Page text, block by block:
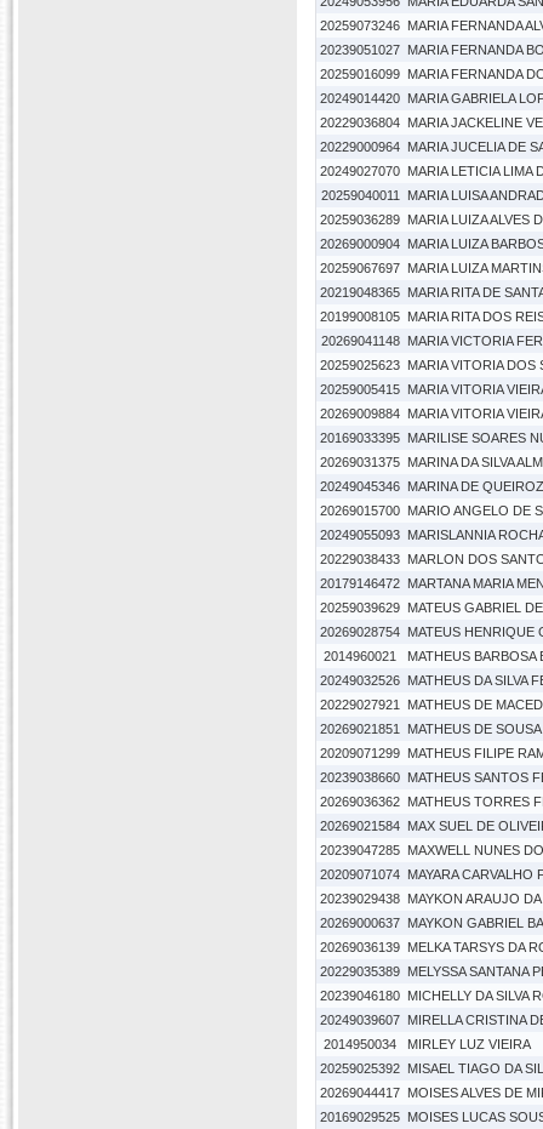
20259073246 MARIA FERNANDA
20239051027 MARIA FERNANDA
20259016099 MARIA FERNANDA
20249014420 MARIA GABRIELA
20229036804 MARIA JACKELINE
20229000964 MARIA JUCELIA DE
20249027070 MARIA LETICIA LIMA
20259040011
MARIA LUISA
20259036289 MARIA LUIZA ALVES
20269000904 MARIA LUIZA
20259067697 MARIA LUIZA
20219048365 MARIA RITA DE
20199008105 MARIA RITA DOS
20269041148
MARIA VICTORIA
20259025623 MARIA VITORIA DOS
20259005415 MARIA VITORIA
20269009884 MARIA VITORIA
20169033395 MARILISE SOARES
20269031375 MARINA DA SILVA
20249045346 MARINA DE
20269015700 MARIO ANGELO DE
20249055093 MARISLANNIA
20229038433 MARLON DOS
20179146472 MARTANA MARIA
20259039629 MATEUS GABRIEL
20269028754 MATEUS HENRIQUE
2014960021
MATHEUS BARBOSA
20249032526 MATHEUS DA SILVA
20229027921
MATHEUS DE
20269021851
MATHEUS DE
20209071299 MATHEUS FILIPE
20239038660 MATHEUS SANTOS
20269036362 MATHEUS TORRES
20269021584 MAX SUEL DE
20239047285 MAXWELL NUNES
20209071074 MAYARA CARVALHO
20239029438 MAYKON ARAUJO DA
20269000637 MAYKON GABRIEL
20269036139 MELKA TARSYS DA
20229035389 MELYSSA SANTANA
20239046180 MICHELLY DA SILVA
20249039607 MIRELLA CRISTINA
2014950034
MIRLEY LUZ VIEIRA
20259025392 MISAEL TIAGO DA
20269044417 MOISES ALVES DE
20169029525 MOISES LUCAS